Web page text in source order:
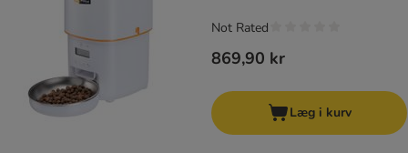
869,90 kr
Not Rated
Læg i kurv